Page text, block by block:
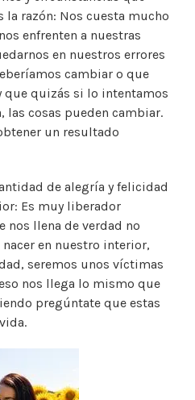
la razón: Nos cuesta mucho
enfrenten a nuestras
en nuestros errores
cambiar o que
que quizás si lo intentamos
las cosas pueden cambiar.
un resultado
de alegría y felicidad
Es muy liberador
nos llena de verdad no
en nuestro interior,
seremos unos víctimas
nos llega lo mismo que
pregúntate que estas